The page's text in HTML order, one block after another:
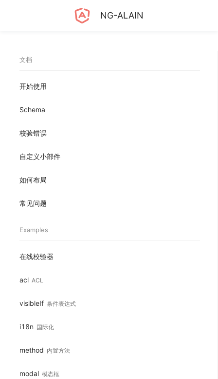
NG-ALAIN
文档
开始使用
Schema
校验错误
自定义小部件
如何布局
常见问题
Examples
在线校验器
acl ACL
visibleIf 条件表达式
i18n 国际化
method 内置方法
modal 模态框